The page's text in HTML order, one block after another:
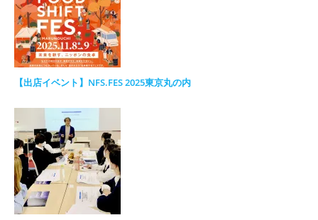
【出店イベント】NFS.FES 2025東京丸の内